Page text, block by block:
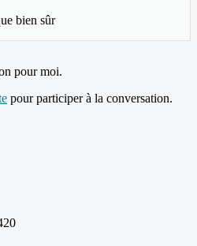
bien sûr
pour moi.
pour participer à la conversation.